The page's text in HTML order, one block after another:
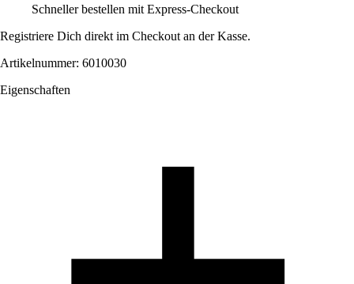
Schneller bestellen mit Express-Checkout
Registriere Dich direkt im Checkout an der Kasse.
Artikelnummer: 6010030
Eigenschaften